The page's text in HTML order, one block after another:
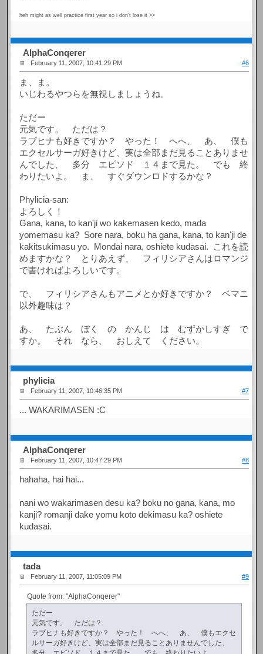
heh might as well practice first year so i don't lose it >>
AlphaConqerer
February 11, 2007, 10:41:29 PM #6
ま、ま。
いじわるやつらを無視しましょうね。
ただー
元気です。 ただは？
ラブヒナも好きですか？ やった！ へへ、 あ、 僕も
エクセルサーガ好きけど、実は全部まだ見ることありませ
んでした、 多分 エピソド １４まで見た。 でも 終
わりたいよ。 ま、 すぐダウンロドするかな？
Phylicia-san:
よろしく！
Gana, kana, to kan'ji wo kakemasen kedo, mada
yomemasu ka? Sore nara, boku ha gana, kana, to kan'ji de
kakitsukimasu yo. Mondai nara, oshiete kudasai. これを読
めますかな？ とりあえず、 フィリシアさんはロマンジ
で書ければよろしいです。
で、 フィリシアさんもアニメとか好きですか？ ベマニ
以外趣味は？
あ、 たぶん ぼく の かんじ は むずかしすぎ で
すか。 それ なら、 おしえて ください。
phylicia
February 11, 2007, 10:46:35 PM #7
... WAKARIMASEN :C
AlphaConqerer
February 11, 2007, 10:47:29 PM #8
hahaha, hai hai...
nani wo wakarimasen desu ka? boku no gana, kana, mo
kanji? romanji dake yomu koto dekimasu ka? oshiete
kudasai.
tada
February 11, 2007, 11:05:09 PM #9
Quote from: "AlphaConqerer"
ただー
元気です。 ただは？
ラブヒナも好きですか？ やった！ へへ、 あ、 僕もエクセ
ルサーガ好きけど、実は全部まだ見ることありませんでした、